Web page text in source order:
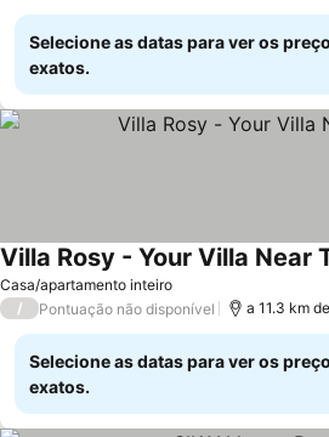
Selecione as datas para ver os
exatos.
Casa/apartamento inteiro
Villa Rosy - Your Villa Near
/ Pontuação não disponível a 11.3 km
Selecione as datas para ver os
exatos.